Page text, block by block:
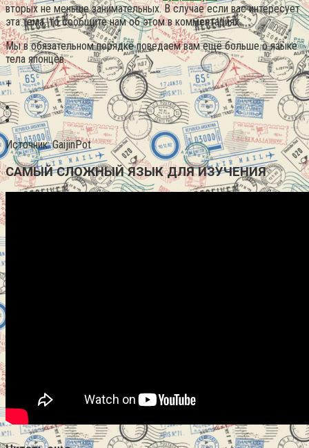
вторых не меньше занимательных. В случае если вас интересует
эта тема, то сообщите нам об этом в комментариях.
Мы в обязательном порядке поведаем вам ещё больше о языке
тела японцев.
+
Источник: GaijinPot
САМЫЙ СЛОЖНЫЙ ЯЗЫК ДЛЯ ИЗУЧЕНИЯ